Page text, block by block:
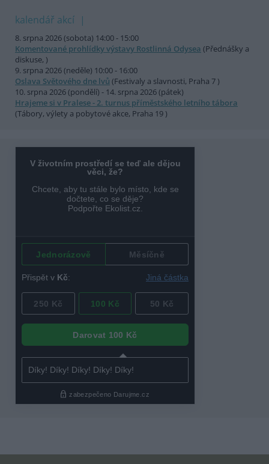
kalendář akcí
8. srpna 2026 (sobota) 14:00 - 15:00
Komentované prohlídky výstavy Rostlinná Odysea (Přednášky a
diskuse, )
9. srpna 2026 (neděle) 10:00 - 16:00
Oslava Světového dne lvů (Festivaly a slavnosti, Praha 7 )
10. srpna 2026 (pondělí) - 14. srpna 2026 (pátek)
Hrajeme si v Pralese - 2. turnus příměstského letního tábora
(Tábory, výlety a pobytové akce, Praha 19 )